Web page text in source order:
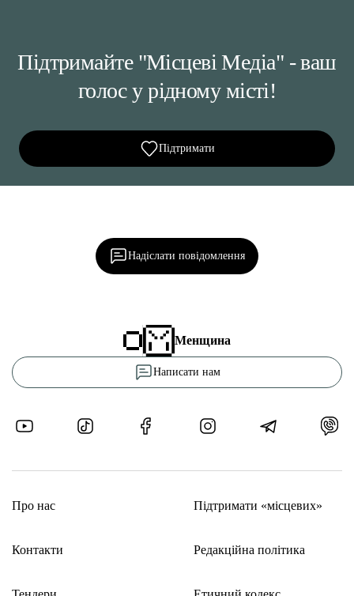
Підтримайте "Місцеві Медіа" - ваш
голос у рідному місті!
Підтримати
Надіслати повідомлення
Менщина
Написати нам
Про нас
Контакти
Підтримати «місцевих»
Редакційна політика